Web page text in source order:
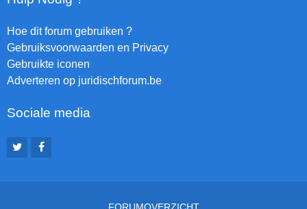
Hoe dit forum gebruiken ?
Gebruiksvoorwaarden en Privacy
Gebruikte iconen
Adverteren op juridischforum.be
Sociale media